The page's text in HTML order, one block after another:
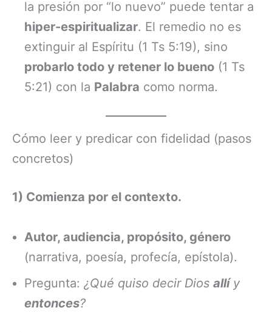
la presión por “lo nuevo” puede tentar a
hiper-espiritualizar. El remedio no es
extinguir al Espíritu (1 Ts 5:19), sino
probarlo todo y retener lo bueno (1 Ts
5:21) con la Palabra como norma.
Cómo leer y predicar con fidelidad (pasos
concretos)
1) Comienza por el contexto.
Autor, audiencia, propósito, género
(narrativa, poesía, profecía, epístola).
Pregunta: ¿Qué quiso decir Dios allíy
entonces?